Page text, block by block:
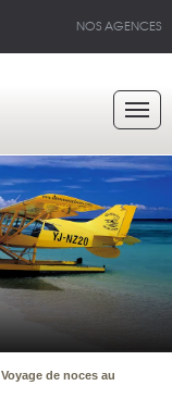
NOS AGENCES
Voyage de noces au